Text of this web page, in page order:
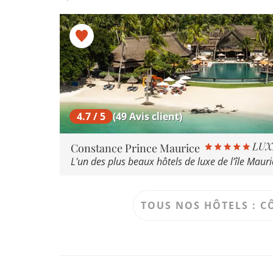
4.7 / 5 (49 Avis client)
Constance Prince Maurice
L'un des plus beaux hôtels de luxe de l'île
TOUS NOS HÔTELS :